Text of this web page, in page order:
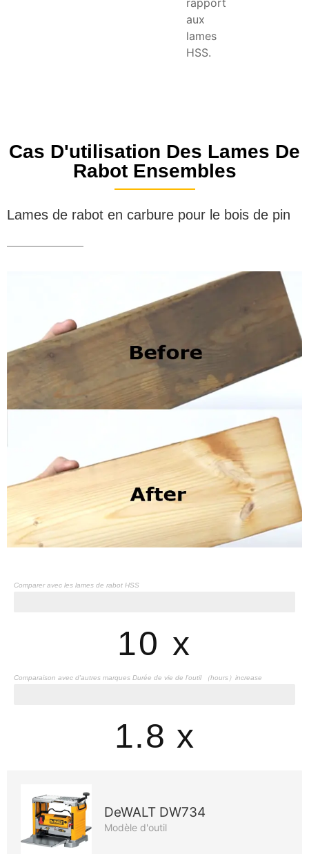
aux
lames
HSS.
Cas D'utilisation Des Lames De
Rabot Ensembles
Lames de rabot en carbure pour le bois de pin
Comparer avec les lames de rabot HSS
10 x
Comparaison avec d'autres marques Durée de vie de l'outil （hours）increase
1.8 x
DeWALT DW734
Modèle d'outil